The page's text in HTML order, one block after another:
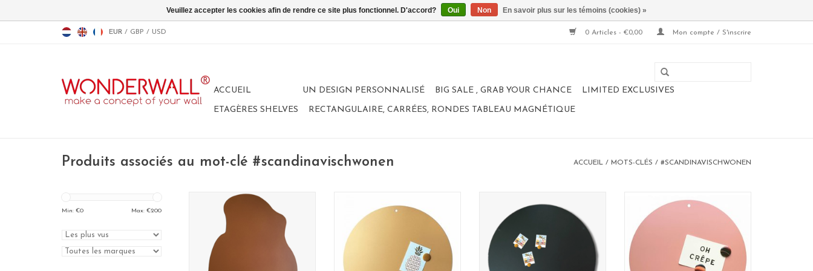
EUR / GBP / USD 0 Articles - €0,00 Mon compte / S'inscrire
ACCUEIL UN DESIGN PERSONNALISÉ BIG SALE , GRAB YOUR CHANCE LIMITED EXCLUSIVES
ETAGÈRES SHELVES RECTANGULAIRE, CARRÉES, RONDES TABLEAU MAGNÉTIQUE
Produits associés au mot-clé #scandinavischwonen ACCUEIL / MOTS-CLÉS / #SCANDINAVISCHWONEN
Min: €0 Max: €200
Tableau Magnetic
format: 60 cm
material: poadercoated steel
100% made in Belgium
couleur: Or
material: poadercoated steel
AJOUTER AU PANIER
format: 40 cm
material: poadercoated steel
couleur: rouille
100% made in Belgium
format: 40 cm
material: poadercoated steel
couleur: rose
AJOUTER AU PANIER
Veuillez accepter les cookies afin de rendre ce site plus fonctionnel. D'accord? Oui Non En savoir plus sur les témoins (cookies) »